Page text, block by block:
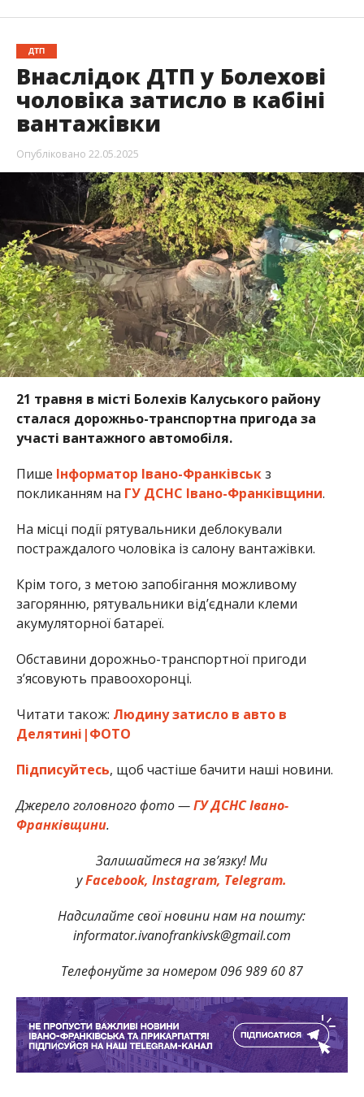
ДТП
Внаслідок ДТП у Болехові
чоловіка затисло в кабіні
вантажівки
Опубліковано 22.05.2025
21 травня в місті Болехів Калуського району
сталася дорожньо-транспортна пригода за
участі вантажного автомобіля.
Пише Інформатор Івано-Франківськз
покликанням на ГУ ДСНС Івано-Франківщини.
На місці події рятувальники деблокували
постраждалого чоловіка із салону вантажівки.
Крім того, з метою запобігання можливому
загорянню, рятувальники від’єднали клеми
акумуляторної батареї.
Обставини дорожньо-транспортної пригоди
з’ясовують правоохоронці.
Читати також: Людину затисло в авто в
Делятині|ФОТО
Підписуйтесь, щоб частіше бачити наші новини.
Джерело головного фото —ГУ ДСНС Івано-
Франківщини.
Залишайтеся на зв’язку! Ми
уFacebook, Instagram, Telegram.
Надсилайте свої новини нам на пошту:
informator.ivanofrankivsk@gmail.com
Телефонуйте за номером 096 989 60 87